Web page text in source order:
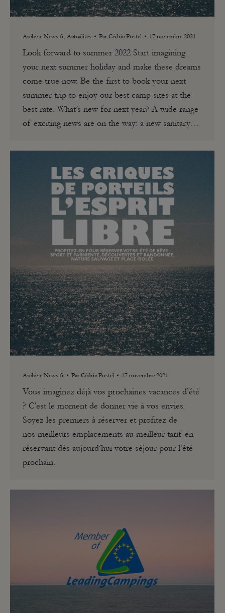
Archive News fr, Actualités Par Cédric Postel 17 novembre 2021
Look forward to summer 2022 Start imagining
your next summer holiday and make these dreams
come true now. Be the first to book your next
summer trip to enjoy our best camp sites at the
best rate. What’s new for next year? A wide range
of exciting news are on the way: a new sanitary…
Archive News fr Par Cédric Postel 17 novembre 2021
Vous imaginez déjà vos prochaines vacances d’été
? C’est le moment de donner vie à vos envies.
Soyez les premiers à réserver et profitez de
nos meilleurs emplacements au meilleur tarif en
réservant dès aujourd’hui votre séjour pour l’été
prochain.